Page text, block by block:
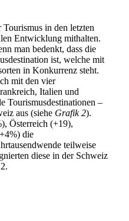
in den letzten
Entwicklung mithalten.
man bedenkt, dass die
ist, welche mit
in Konkurrenz steht.
mit den vier
Italien und
Tourismusdestinationen –
aus (siehe Grafik 2).
Österreich (+19),
die
teilweise
diese in der Schweiz